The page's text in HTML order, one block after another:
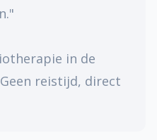
in de
reistijd, direct